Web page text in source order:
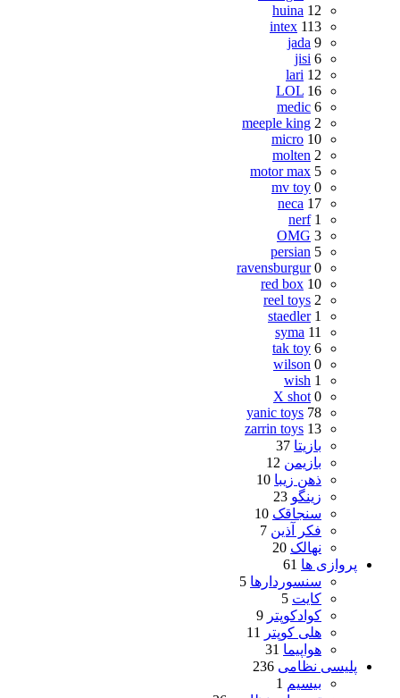
huina 12
intex 113
jada 9
jisi 6
lari 12
LOL 16
medic 6
meeple king 2
micro 10
molten 2
motor max 5
mv toy 0
neca 17
nerf 1
OMG 3
persian 5
ravensburgur 0
red box 10
reel toys 2
staedler 1
syma 11
tak toy 6
wilson 0
wish 1
X shot 0
yanic toys 78
zarrin toys 13
بازیتا 37
بازیمن 12
ذهن زیبا 10
زینگو 23
سنجاقک 10
فکر آذین 7
نهالک 20
پروازی ها 61
سنسوردارها 5
کایت 5
کوادکوپتر 9
هلی کوپتر
11
هواپیما 31
پلیسی نظامی 236
بیسیم 1